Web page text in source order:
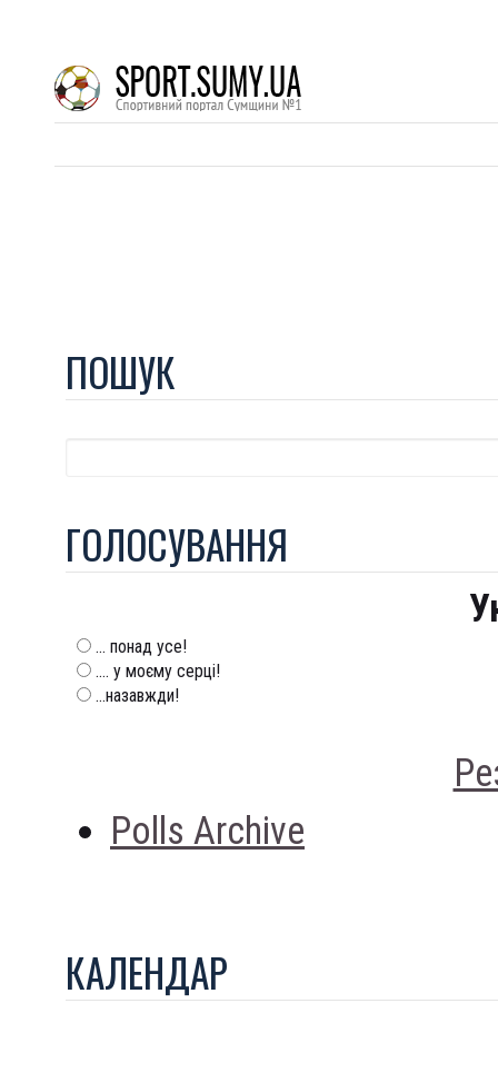
ПОШУК
ГОЛОСУВАННЯ
... понад усе!
.... у моєму серці!
...назавжди!
Polls Archive
КАЛЕНДАР